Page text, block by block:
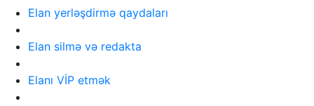
Elan yerləşdirmə qaydaları
Elan silmə və redakta
Elanı VİP etmək